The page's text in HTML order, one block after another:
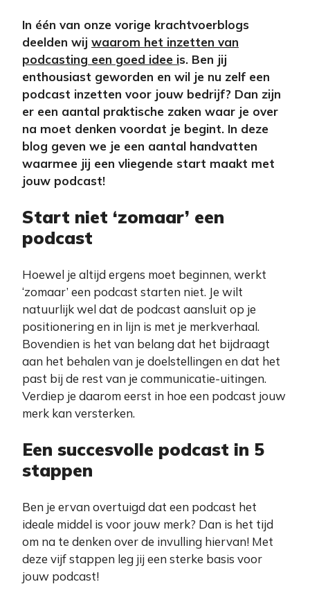
In één van onze vorige krachtvoerblogs
deelden wij waarom het inzetten van
podcasting een goed idee is. Ben jij
enthousiast geworden en wil je nu zelf een
podcast inzetten voor jouw bedrijf? Dan zijn
er een aantal praktische zaken waar je over
na moet denken voordat je begint. In deze
blog geven we je een aantal handvatten
waarmee jij een vliegende start maakt met
jouw podcast!
Start niet ‘zomaar’ een
podcast
Hoewel je altijd ergens moet beginnen, werkt
‘zomaar’ een podcast starten niet. Je wilt
natuurlijk wel dat de podcast aansluit op je
positionering en in lijn is met je merkverhaal.
Bovendien is het van belang dat het bijdraagt
aan het behalen van je doelstellingen en dat het
past bij de rest van je communicatie-uitingen.
Verdiep je daarom eerst in hoe een podcast jouw
merk kan versterken.
Een succesvolle podcast in 5
stappen
Ben je ervan overtuigd dat een podcast het
ideale middel is voor jouw merk? Dan is het tijd
om na te denken over de invulling hiervan! Met
deze vijf stappen leg jij een sterke basis voor
jouw podcast!